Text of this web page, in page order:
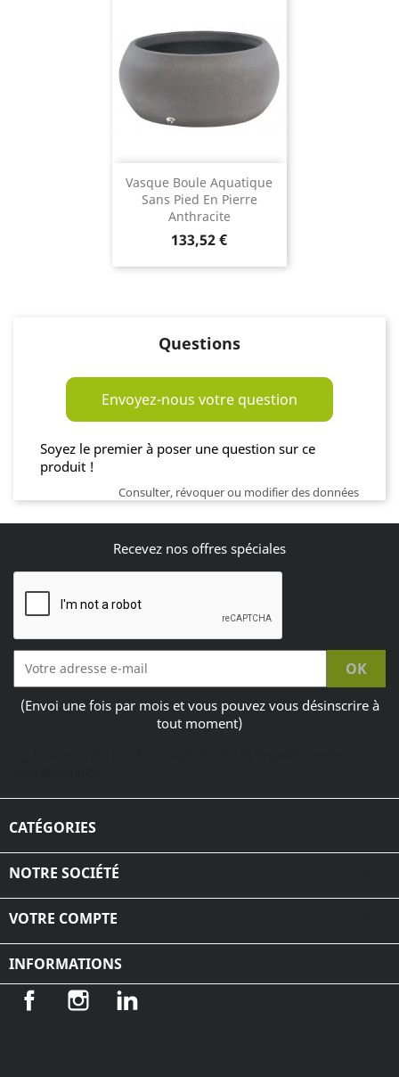
Vasque Boule Aquatique
Sans Pied En Pierre
Anthracite
Prix
133,52 €
Questions
Envoyez-nous votre question
Soyez le premier à poser une question sur ce
produit !
Consulter, révoquer ou modifier des données
Recevez nos offres spéciales
(Envoi une fois par mois et vous pouvez vous désinscrire à
tout moment)
CATÉGORIES
NOTRE SOCIÉTÉ
VOTRE COMPTE
INFORMATIONS
Facebook Instagram